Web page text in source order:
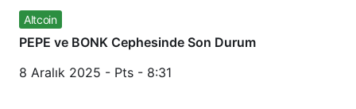
Altcoin
PEPE ve BONK Cephesinde Son Durum
8 Aralık 2025 - Pts - 8:31